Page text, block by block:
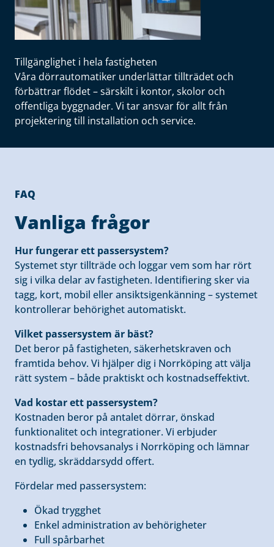
Tillgänglighet i hela fastigheten
Våra dörrautomatiker underlättar tillträdet och
förbättrar flödet – särskilt i kontor, skolor och
offentliga byggnader. Vi tar ansvar för allt från
projektering till installation och service.
FAQ
Vanliga frågor
Hur fungerar ett passersystem?
Systemet styr tillträde och loggar vem som har rört
sig i vilka delar av fastigheten. Identifiering sker via
tagg, kort, mobil eller ansiktsigenkänning – systemet
kontrollerar behörighet automatiskt.
Vilket passersystem är bäst?
Det beror på fastigheten, säkerhetskraven och
framtida behov. Vi hjälper dig i Norrköping att välja
rätt system – både praktiskt och kostnadseffektivt.
Vad kostar ett passersystem?
Kostnaden beror på antalet dörrar, önskad
funktionalitet och integrationer. Vi erbjuder
kostnadsfri behovsanalys i Norrköping och lämnar
en tydlig, skräddarsydd offert.
Fördelar med passersystem:
Ökad trygghet
Enkel administration av behörigheter
Full spårbarhet